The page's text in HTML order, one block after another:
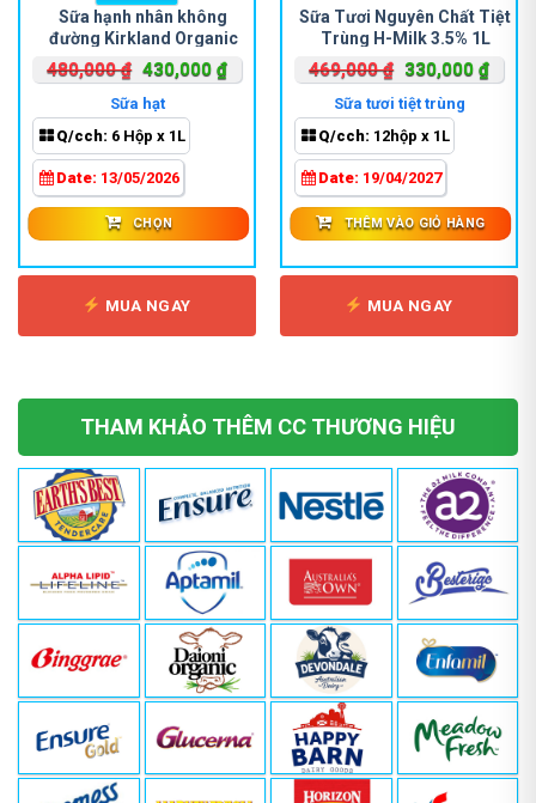
Sữa hạnh nhân không
đường Kirkland Organic
Almond 946ml
480,000₫ Giá
gốc
là:
480,000 ₫.
430,000 ₫Giá
430,000 ₫.
Sữa hạt
Q/cch: 6 Hộp x 1L
Date: 13/05/2026
CHỌN
phẩm
này
có
nhiều
biến
thể.
Các
tùy
chọn
có
thể
chọn
trên
phẩm
MUA NGAY
Sữa Tươi Nguyên Chất Tiệt
Trùng H-Milk 3.5% 1L
469,000₫ Giá
gốc
là:
469,000 ₫.
330,000 ₫Giá
Sữa tươi tiệt trùng
Q/cch: 12hộp x 1L
Date: 19/04/2027
THÊM VÀO GIỎ HÀNG
MUA NGAY
₫.
THAM KHẢO THÊM CC THƯƠNG HIỆU